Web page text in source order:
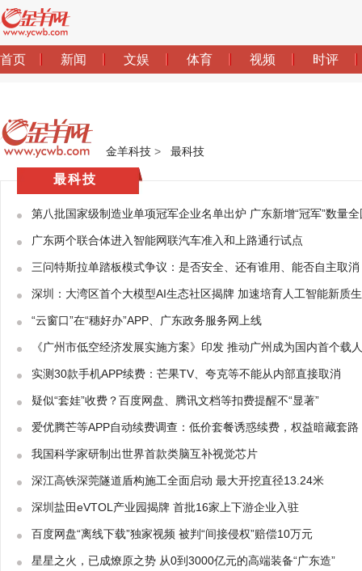
金羊科技 > 最科技
最科技
第八批国家级制造业单项冠军企业名单出炉 广东新增“冠军”数量
广东两个联合体进入智能网联汽车准入和上路通行试点
三问特斯拉单踏板模式争议：是否安全、还有谁用、能否自主取消
深圳：大湾区首个大模型AI生态社区揭牌 加速培育人工智能新质
“云窗口”在“穗好办”APP、广东政务服务网上线
《广州市低空经济发展实施方案》印发 推动广州成为国内首个载
实测30款手机APP续费：芒果TV、夸克等不能从内部直接取消
疑似“套娃”收费？百度网盘、腾讯文档等扣费提醒不“显著”
爱优腾芒等APP自动续费调查：低价套餐诱惑续费，权益暗藏套路
我国科学家研制出世界首款类脑互补视觉芯片
深江高铁深莞隧道盾构施工全面启动 最大开挖直径13.24米
深圳盐田eVTOL产业园揭牌 首批16家上下游企业入驻
百度网盘“离线下载”独家视频 被判“间接侵权”赔偿10万元
星星之火，已成燎原之势 从0到3000亿元的高端装备“广东造”